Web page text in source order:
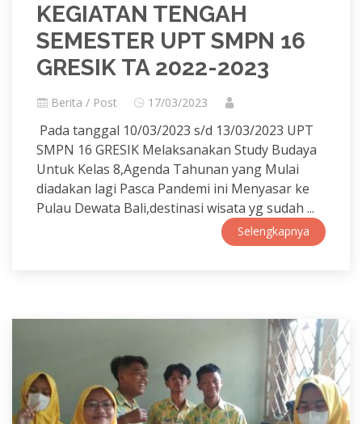
KEGIATAN TENGAH
SEMESTER UPT SMPN 16
GRESIK TA 2022-2023
Berita / Post 17/03/2023
Pada tanggal 10/03/2023 s/d 13/03/2023 UPT
SMPN 16 GRESIK Melaksanakan Study Budaya
Untuk Kelas 8,Agenda Tahunan yang Mulai
diadakan lagi Pasca Pandemi ini Menyasar ke
Pulau Dewata Bali,destinasi wisata yg sudah ...
Selengkapnya